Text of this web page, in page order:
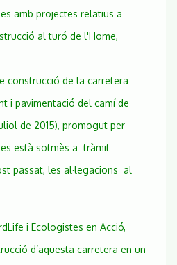
amb projectes relatius a
al turó de l'Home,
construcció de la carretera
i pavimentació del camí de
de 2015), promogut per
està sotmès a tràmit
passat, les al·legacions al
i Ecologistes en Acció,
d’aquesta carretera en un